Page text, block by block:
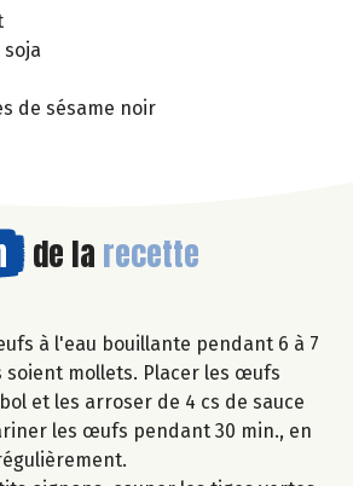
soja
de sésame noir
de la recette
à l'eau bouillante pendant 6 à 7
soient mollets. Placer les œufs
et les arroser de 4 cs de sauce
les œufs pendant 30 min., en